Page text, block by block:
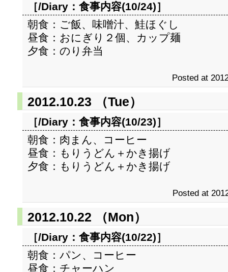
［/Diary： 食事内容(10/24)］
朝食：ご飯、味噌汁、鮭ほぐし
昼食：おにぎり２個、カップ麺
夕食：のり弁当
Posted at
2012.10.23 （Tue）
［/Diary： 食事内容(10/23)］
朝食：肉まん、コーヒー
昼食：もりうどん＋かき揚げ
夕食：もりうどん＋かき揚げ
Posted at
2012.10.22 （Mon）
［/Diary： 食事内容(10/22)］
朝食：パン、コーヒー
昼食：チャーハン